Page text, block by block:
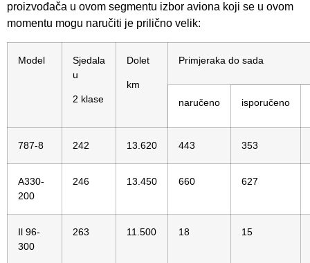
proizvođača u ovom segmentu izbor aviona koji se u ovom
momentu mogu naručiti je prilično velik:
Model
Sjedala
u
2 klase
Dolet
km
Primjeraka do sada
naručeno isporučeno
787-8 242 13.620 443 353
A330-
200
246 13.450 660 627
Il 96-
300
263 11.500 18 15